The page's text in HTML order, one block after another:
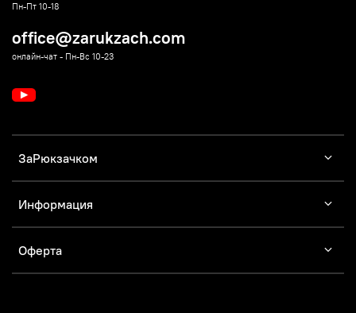
ЗаРюкзачком
Информация
Оферта
Пн-Пт 10-18
office@zarukzach.com
онлайн-чат - Пн-Вс 10-23